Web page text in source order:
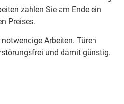
zahlen Sie am Ende ein
Preises.
Arbeiten. Türen
und damit günstig.